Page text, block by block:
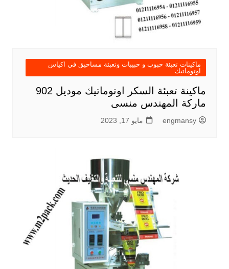
ماكينات تعبئة حبوب و حبيبات وتعبئة مساحيق في اكياس
اوتوماتيك
ماكينة تعبئة السكر اوتوماتيك موديل 902
ماركة المهندس منسى
engmansy مايو 17, 2023